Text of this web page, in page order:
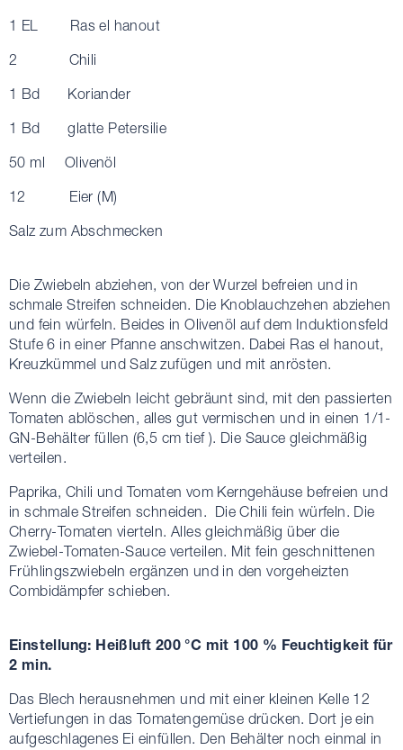
1 EL Ras el hanout
2 Chili
1 Bd Koriander
1 Bd glatte Petersilie
50 ml Olivenöl
12 Eier (M)
Salz zum Abschmecken
Die Zwiebeln abziehen, von der Wurzel befreien und in
schmale Streifen schneiden. Die Knoblauchzehen abziehen
und fein würfeln. Beides in Olivenöl auf dem Induktionsfeld
Stufe 6 in einer Pfanne anschwitzen. Dabei Ras el hanout,
Kreuzkümmel und Salz zufügen und mit anrösten.
Wenn die Zwiebeln leicht gebräunt sind, mit den passierten
Tomaten ablöschen, alles gut vermischen und in einen 1/1-
GN-Behälter füllen (6,5 cm tief ). Die Sauce gleichmäßig
verteilen.
Paprika, Chili und Tomaten vom Kerngehäuse befreien und
in schmale Streifen schneiden. Die Chili fein würfeln. Die
Cherry-Tomaten vierteln. Alles gleichmäßig über die
Zwiebel-Tomaten-Sauce verteilen. Mit fein geschnittenen
Frühlingszwiebeln ergänzen und in den vorgeheizten
Combidämpfer schieben.
Einstellung: Heißluft 200 °C mit 100 % Feuchtigkeit für
2 min.
Das Blech herausnehmen und mit einer kleinen Kelle 12
Vertiefungen in das Tomatengemüse drücken. Dort je ein
aufgeschlagenes Ei einfüllen. Den Behälter noch einmal in